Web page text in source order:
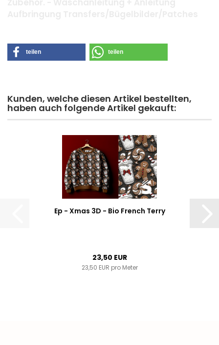
teilen teilen
Kunden, welche diesen Artikel bestellten,
haben auch folgende Artikel gekauft:
Ep - Xmas 3D - Bio French Terry
23,50 EUR
23,50 EUR pro Meter